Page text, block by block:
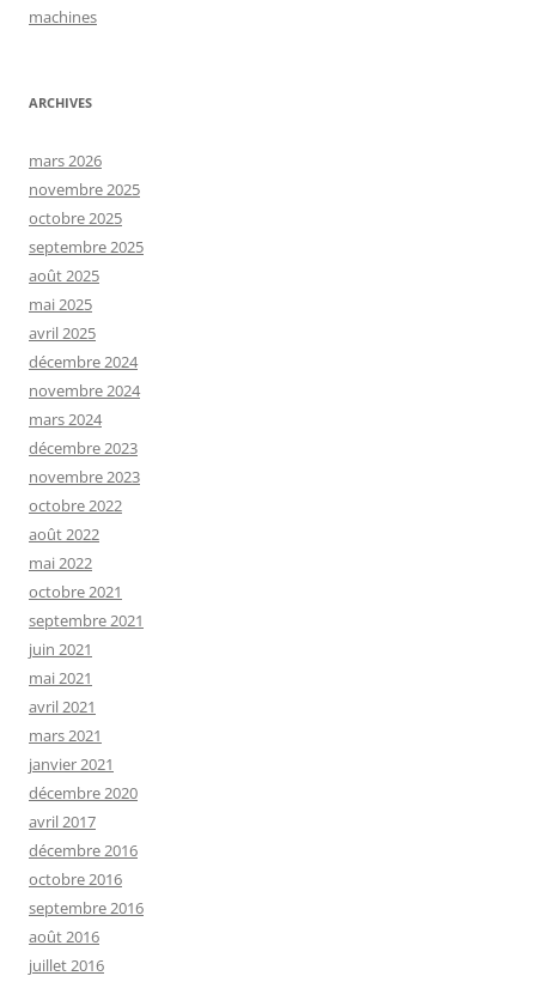
machines
ARCHIVES
mars 2026
novembre 2025
octobre 2025
septembre 2025
août 2025
mai 2025
avril 2025
décembre 2024
novembre 2024
mars 2024
décembre 2023
novembre 2023
octobre 2022
août 2022
mai 2022
octobre 2021
septembre 2021
juin 2021
mai 2021
avril 2021
mars 2021
janvier 2021
décembre 2020
avril 2017
décembre 2016
octobre 2016
septembre 2016
août 2016
juillet 2016